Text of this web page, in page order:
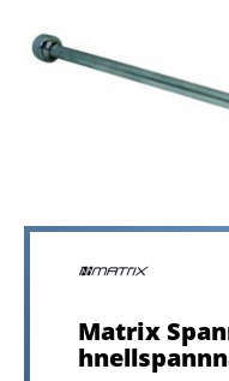
Matrix